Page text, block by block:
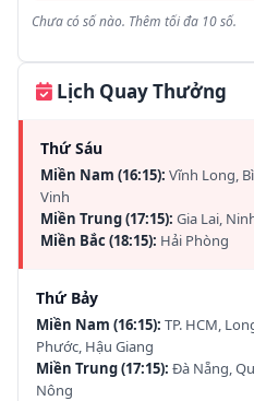
Chưa có số nào. Thêm tối đa 10 số.
Lịch Quay Thưởng
Thứ Sáu
Miền Nam (16:15): Vĩnh Long,
Vinh
Miền Trung (17:15): Gia Lai,
Miền Bắc (18:15): Hải Phòng
Thứ Bảy
Miền Nam (16:15): TP. HCM,
Phước, Hậu Giang
Miền Trung (17:15): Đà Nẵng,
Nông